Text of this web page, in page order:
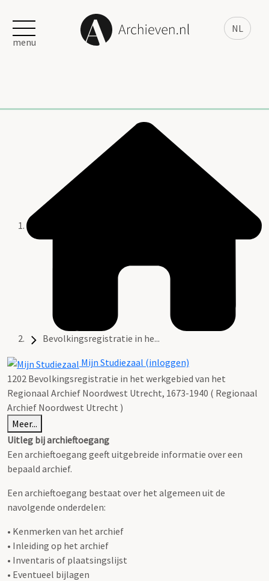
NL
menu
Bevolkingsregistratie in he...
Mijn Studiezaal (inloggen)
1202 Bevolkingsregistratie in het werkgebied van het
Regionaal Archief Noordwest Utrecht, 1673-1940 ( Regionaal
Archief Noordwest Utrecht )
Meer...
Uitleg bij archieftoegang
Een archieftoegang geeft uitgebreide informatie over een
bepaald archief.
Een archieftoegang bestaat over het algemeen uit de
navolgende onderdelen:
• Kenmerken van het archief
• Inleiding op het archief
• Inventaris of plaatsingslijst
• Eventueel bijlagen